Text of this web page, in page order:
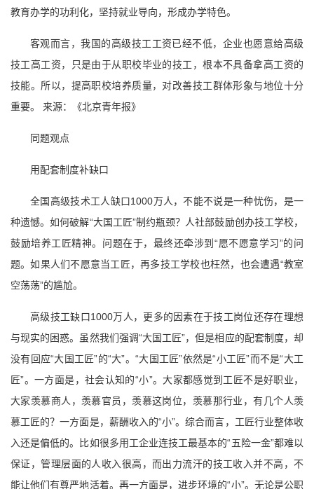
教育办学的功利化，坚持就业导向，形成办学特色。
客观而言，我国的高级技工工资已经不低，企业也愿意给高级
技工高工资，只是由于从职校毕业的技工，根本不具备拿高工资的
技能。所以，提高职校培养质量，对改善技工群体形象与地位十分
重要。 来源：《北京青年报》
同题观点
用配套制度补缺口
全国高级技术工人缺口1000万人，不能不说是一种忧伤，是一
种遗憾。如何破解“大国工匠”制约瓶颈？人社部鼓励创办技工学校，
鼓励培养工匠精神。问题在于，最终还牵涉到“愿不愿意学习”的问
题。如果人们不愿意当工匠，再多技工学校也枉然，也会遭遇“教室
空荡荡”的尴尬。
高级技工缺口1000万人，更多的因素在于技工岗位还存在理想
与现实的困惑。虽然我们强调“大国工匠”，但是相应的配套制度，却
没有回应“大国工匠”的“大”。“大国工匠”依然是“小工匠”而不是“大工
匠”。一方面是，社会认知的“小”。大家都感觉到工匠不是好职业，
大家羡慕商人，羡慕官员，羡慕这岗位，羡慕那行业，有几个人羡
慕工匠的？一方面是，薪酬收入的“小”。综合而言，工匠行业整体收
入还是偏低的。比如很多用工企业连技工最基本的“五险一金”都难以
保证，管理层面的人收入很高，而出力流汗的技工收入并不高，不
能让他们有尊严地活着。再一方面是，进步环境的“小”。无论是公职